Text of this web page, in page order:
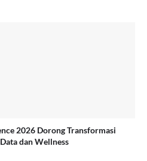
2026 Dorong Transformasi
dan Wellness